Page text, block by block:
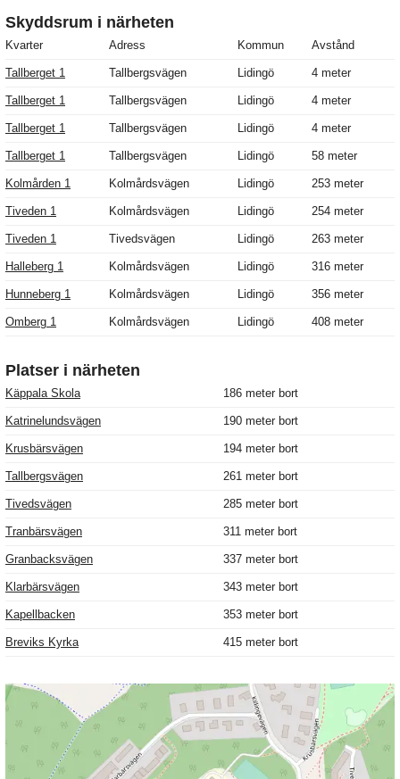
Skyddsrum i närheten
Kvarter Adress Kommun Avstånd
Tallberget 1 Tallbergsvägen Lidingö 4 meter
Tallberget 1 Tallbergsvägen Lidingö 4 meter
Tallberget 1 Tallbergsvägen Lidingö 4 meter
Tallberget 1 Tallbergsvägen Lidingö 58 meter
Kolmården 1 Kolmårdsvägen Lidingö 253 meter
Tiveden 1 Kolmårdsvägen Lidingö 254 meter
Tiveden 1 Tivedsvägen Lidingö 263 meter
Halleberg 1 Kolmårdsvägen Lidingö 316 meter
Hunneberg 1 Kolmårdsvägen Lidingö 356 meter
Omberg 1 Kolmårdsvägen Lidingö 408 meter
Platser i närheten
Käppala Skola 186 meter bort
Katrinelundsvägen 190 meter bort
Krusbärsvägen 194 meter bort
Tallbergsvägen 261 meter bort
Tivedsvägen 285 meter bort
Tranbärsvägen 311 meter bort
Granbacksvägen 337 meter bort
Klarbärsvägen 343 meter bort
Kapellbacken 353 meter bort
Breviks Kyrka 415 meter bort